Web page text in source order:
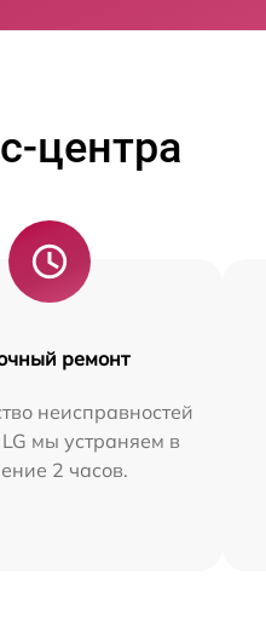
центра
ремонт
неисправностей
мы устраняем в
2 часов.